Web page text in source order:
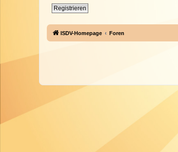
Registrieren
ISDV-Homepage Foren